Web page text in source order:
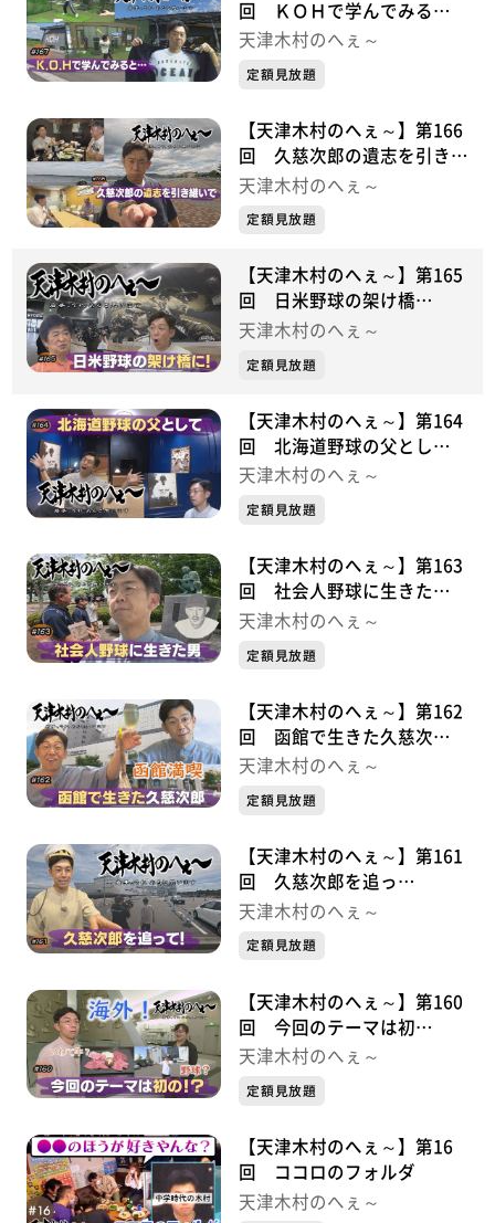
回 ＫＯＨで学んでみる
と・・・久慈次郎シリーズ⑧
天津木村のへぇ～
定額見放題
【天津木村のへぇ～】第166
回 久慈次郎の遺志を引き継
いで！・・・・・久慈次郎シ
天津木村のへぇ～
定額見放題
【天津木村のへぇ～】第165
回 日米野球の架け橋
に！・・・・・久慈次郎シリ
天津木村のへぇ～
定額見放題
【天津木村のへぇ～】第164
回 北海道野球の父とし
て・・・・・久慈次郎シリー
天津木村のへぇ～
定額見放題
【天津木村のへぇ～】第163
回 社会人野球に生きた
男・・・・・久慈次郎シリー
天津木村のへぇ～
定額見放題
【天津木村のへぇ～】第162
回 函館で生きた久慈次
郎・・・・・久慈次郎シリー
天津木村のへぇ～
定額見放題
【天津木村のへぇ～】第161
回 久慈次郎を追っ
て・・・・・久慈次郎シリー
天津木村のへぇ～
定額見放題
【天津木村のへぇ～】第160
回 今回のテーマは初
の！？・・・・・久慈次郎シ
天津木村のへぇ～
定額見放題
【天津木村のへぇ～】第16
回 ココロのフォルダ
天津木村のへぇ～